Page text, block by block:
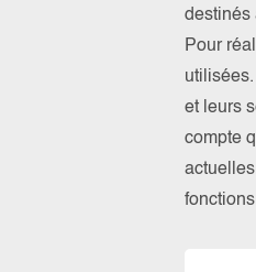
destinés
Pour
et leurs
compte